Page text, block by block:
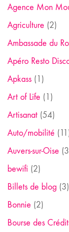
Agence Mon
Agriculture (2)
Ambassade du
Apéro Resto
Apkass (1)
Art of Life (1)
Artisanat (54)
Auto/mobilité
Auvers-sur-Oise
bewifi (2)
Billets de blog (3)
Bonnie (2)
Bourse des